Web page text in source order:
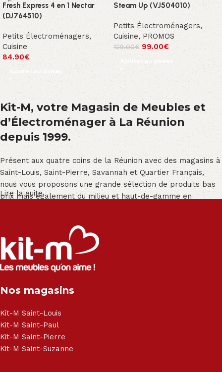
Fresh Express 4 en 1 Nectar
(DJ764510)
Petits Électroménagers,
Cuisine
84.90€
Ajouter au panier
Steam Up (VJ504010)
Petits Électroménagers,
Cuisine, PROMOS
129.00€ 99.00€
Ajouter au panier
Kit-M, votre Magasin de Meubles et
d’Électroménager à La Réunion
depuis 1999.
Présent aux quatre coins de la Réunion avec des magasins à
Saint-Louis, Saint-Pierre, Savannah et Quartier Français,
nous vous proposons une grande sélection de produits bas
prix mais également du milieu et haut-de-gamme en
Salon angle - Salon convertible - Salon relax - Canapé -
Canapé lit - Cuisine sur-mesure - Fauteuil - Armoire - Table
et chaise - Meuble de salle de bain - Literie - Lit - Bureau -
Électroménager - Télévision led - Réfrigérateur -
- Matelas - Hifi Hitachi, LG, Sharp, Philips, Bosh, Moulinex,
Haier, Sony, Cecotec, Westpoint, Dyson.
Lire la suite
Nos magasins
Kit-M Saint-Louis
Kit-M Saint-Paul
Kit-M Saint-Pierre
Kit-M Saint-Suzanne